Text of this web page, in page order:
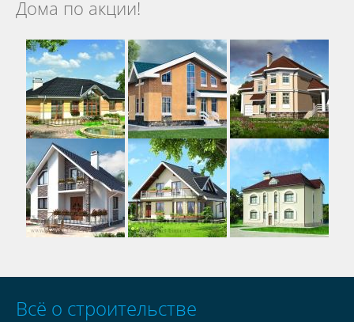
Дома по акции!
Всё о строительстве